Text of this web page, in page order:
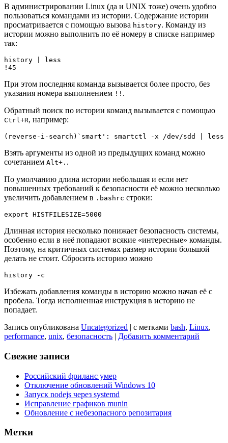
В администрировании Linux (да и UNIX тоже) очень удобно
пользоваться командами из истории. Содержание истории
просматривается с помощью вызова history. Команду из
истории можно выполнить по её номеру в списке например
так:
history | less
При этом последняя команда вызывается более просто, без
указания номера выполнением !! .
Обратный поиск по истории команд вызывается с помощью
Ctrl+R, например:
Взять аргументы из одной из предыдущих команд можно
сочетанием Alt+. .
По умолчанию длина истории небольшая и если нет
повышенных требований к безопасности её можно несколько
увеличить добавлением в .bashrc строки:
Длинная история несколько понижает безопасность системы,
особенно если в неё попадают всякие «интересные» команды.
Поэтому, на критичных системах размер истории большой
делать не стоит. Сбросить историю можно
Избежать добавления команды в историю можно начав её с
пробела. Тогда исполненная инструкция в историю не
попадает.
Запись опубликована Uncategorized | с метками bash, Linux,
performance, unix, безопасность | Добавить комментарий
Свежие записи
Российский фриланс умер
Отключение обновлений Windows 10
Запуск nodejs через systemd
Исправление графиков munin
Обновление с небезопасного репозитария
Метки